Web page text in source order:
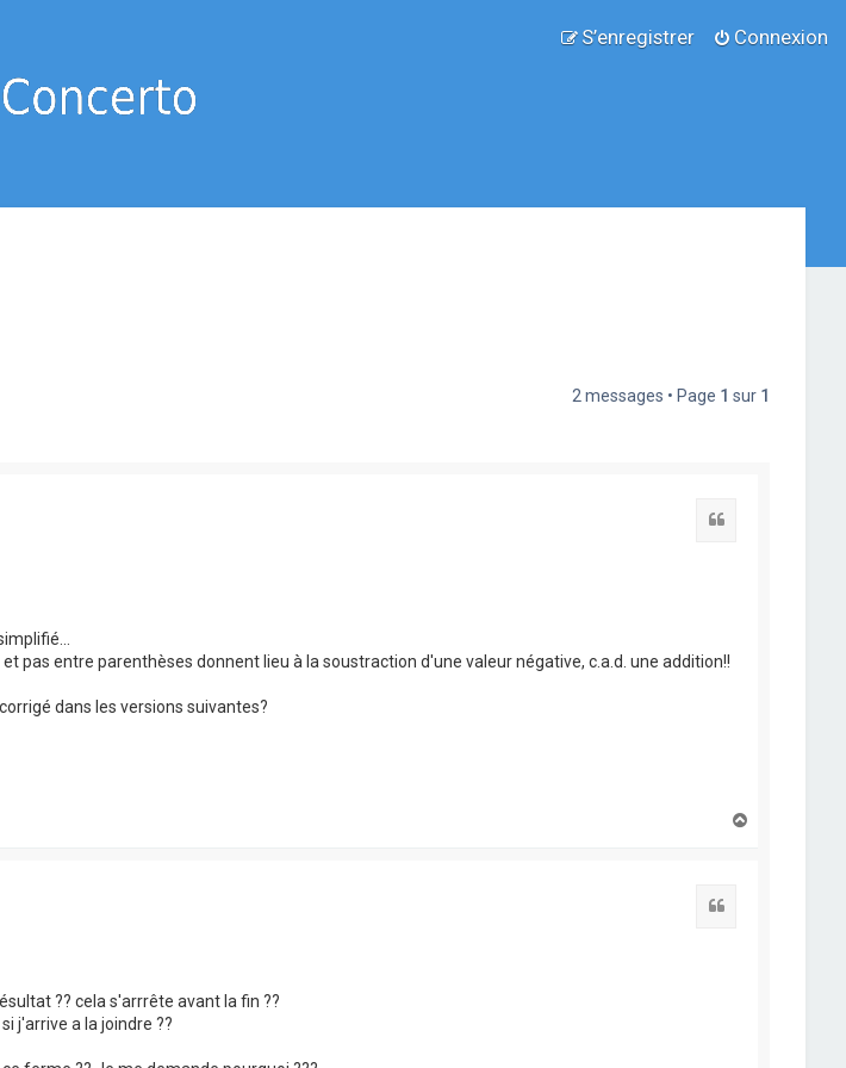
Connexion
S’enregistrer
2 messages • Page 1 sur 1
pas entre parenthèses donnent lieu à la soustraction d'une valeur négative, c.a.d. une addition!!
dans les versions suivantes?
?? cela s'arrrête avant la fin ??
j'arrive a la joindre ??